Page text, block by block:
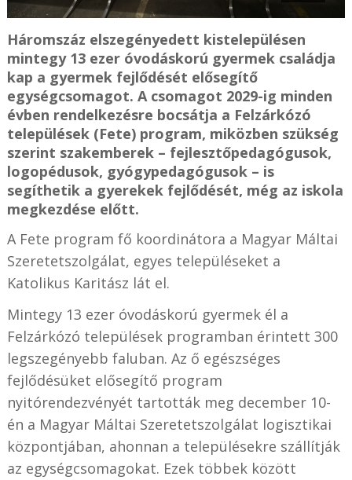
Háromszáz elszegényedett kistelepülésen
mintegy 13 ezer óvodáskorú gyermek családja
kap a gyermek fejlődését elősegítő
egységcsomagot. A csomagot 2029-ig minden
évben rendelkezésre bocsátja a Felzárkózó
települések (Fete) program, miközben szükség
szerint szakemberek – fejlesztőpedagógusok,
logopédusok, gyógypedagógusok – is
segíthetik a gyerekek fejlődését, még az iskola
megkezdése előtt.
A Fete program fő koordinátora a Magyar Máltai
Szeretetszolgálat, egyes településeket a
Katolikus Karitász lát el.
Mintegy 13 ezer óvodáskorú gyermek él a
Felzárkózó települések programban érintett 300
legszegényebb faluban. Az ő egészséges
fejlődésüket elősegítő program
nyitórendezvényét tartották meg december 10-
én a Magyar Máltai Szeretetszolgálat logisztikai
központjában, ahonnan a településekre szállítják
az egységcsomagokat. Ezek többek között